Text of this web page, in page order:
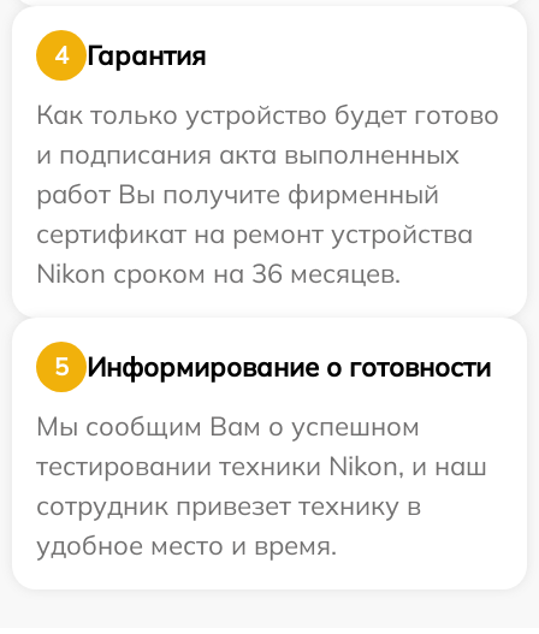
4
Гарантия
Как только устройство будет готово
и подписания акта выполненных
работ Вы получите фирменный
сертификат на ремонт устройства
Nikon сроком на 36 месяцев.
5
Информирование о готовности
Мы сообщим Вам о успешном
тестировании техники Nikon, и наш
сотрудник привезет технику в
удобное место и время.